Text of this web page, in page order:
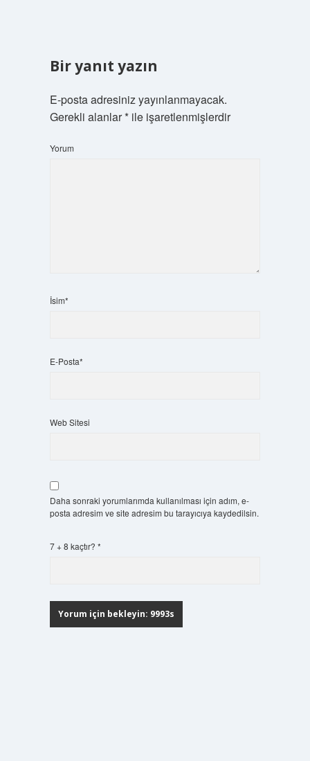
Bir yanıt yazın
E-posta adresiniz yayınlanmayacak.
Gerekli alanlar*ile işaretlenmişlerdir
Yorum
İsim*
E-Posta*
Web Sitesi
Daha sonraki yorumlarımda kullanılması için adım, e-
posta adresim ve site adresim bu tarayıcıya kaydedilsin.
7 + 8 kaçtır? *